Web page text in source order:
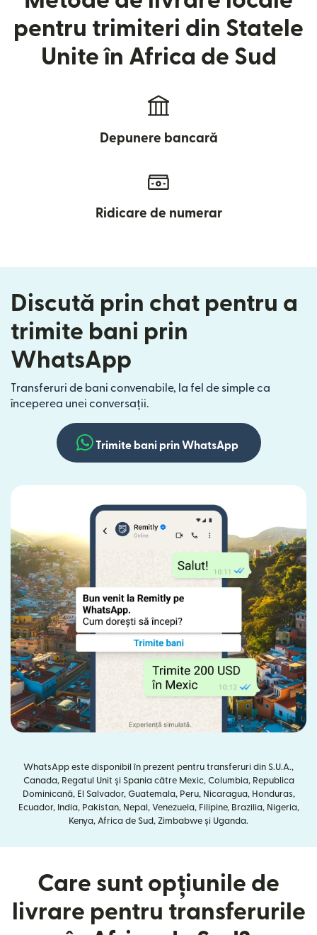
pentru trimiteri din Statele
Unite în Africa de Sud
Depunere bancară
Ridicare de numerar
Discută prin chat pentru a
trimite bani prin
WhatsApp
Transferuri de bani convenabile, la fel de simple ca
începerea unei conversații.
Trimite bani prin WhatsApp
WhatsApp este disponibil în prezent pentru transferuri din S.U.A.,
Canada, Regatul Unit și Spania către Mexic, Columbia, Republica
Dominicană, El Salvador, Guatemala, Peru, Nicaragua, Honduras,
Ecuador, India, Pakistan, Nepal, Venezuela, Filipine, Brazilia, Nigeria,
Kenya, Africa de Sud, Zimbabwe și Uganda.
Care sunt opțiunile de
livrare pentru transferurile